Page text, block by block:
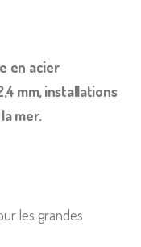
en acier
mm, installations
mer.
les grandes